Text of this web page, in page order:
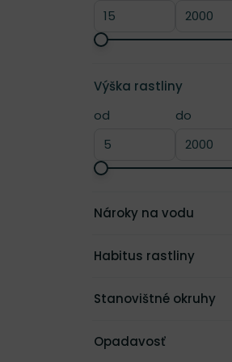
Výška rastliny
Výška rastliny
Výška rastliny
od do
Nároky na vodu
Habitus rastliny
Stanovištné okruhy
Opadavosť